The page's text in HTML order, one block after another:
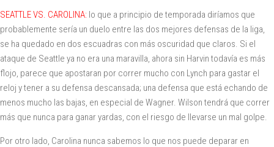
SEATTLE VS. CAROLINA: lo que a principio de temporada diríamos que
probablemente sería un duelo entre las dos mejores defensas de la liga,
se ha quedado en dos escuadras con más oscuridad que claros. Si el
ataque de Seattle ya no era una maravilla, ahora sin Harvin todavía es más
flojo, parece que apostaran por correr mucho con Lynch para gastar el
reloj y tener a su defensa descansada; una defensa que está echando de
menos mucho las bajas, en especial de Wagner. Wilson tendrá que correr
más que nunca para ganar yardas, con el riesgo de llevarse un mal golpe.
Por otro lado, Carolina nunca sabemos lo que nos puede deparar en